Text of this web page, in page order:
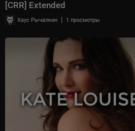
[CRR] Extended
Хаус Рычалкин | 1 просмотры